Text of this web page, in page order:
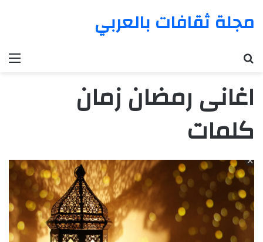
مجلة ثقافات بالعربي
اغانى رمضان زمان
كلمات